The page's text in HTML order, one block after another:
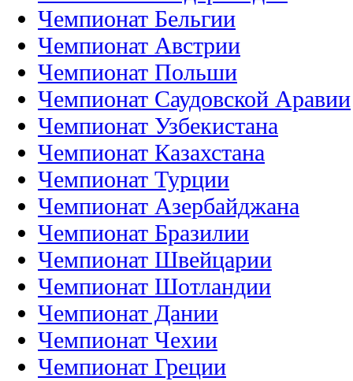
Чемпионат Бельгии
Чемпионат Австрии
Чемпионат Польши
Чемпионат Саудовской Аравии
Чемпионат Узбекистана
Чемпионат Казахстана
Чемпионат Турции
Чемпионат Азербайджана
Чемпионат Бразилии
Чемпионат Швейцарии
Чемпионат Шотландии
Чемпионат Дании
Чемпионат Чехии
Чемпионат Греции